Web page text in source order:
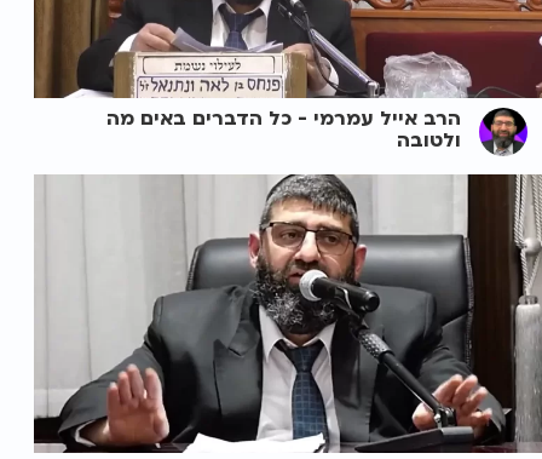
הרב אייל עמרמי - כל הדברים באים מה
ולטובה